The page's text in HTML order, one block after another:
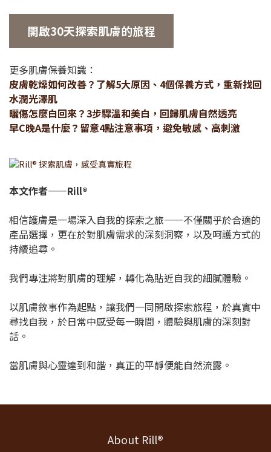
開啟30天探索肌膚的旅程
更多肌膚保養知識：
皮膚乾燥如何改善？了解5大原因、4個保養方式，重新找回
水潤光澤肌
曬傷怎麼白回來？3步驟溫和美白，回歸肌膚自然透亮
早C晚A是什麼？留意4點注意事項，避免敏感、高刺激
本文作者——Rill®
相信護膚是一場深入自我的探索之旅——不僅關乎於合適的
產品選擇，更在於對肌膚需求的深刻洞察，以及呵護方式的
持續追尋。
我們專注將對肌膚的理解，轉化為貼近自我的細膩體驗。
以肌膚敘事作為起點，讓我們一同開啟探索旅程，於真實中
尋找自我，於日常中感受每一瞬間，體驗與肌膚的深刻對
話。
當肌膚與心靈達到和諧，真正的平靜便能自然流露。
About Rill®